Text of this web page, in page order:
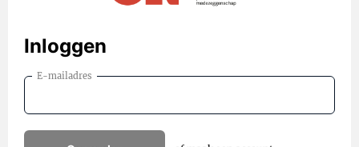
Inloggen
E-mailadres